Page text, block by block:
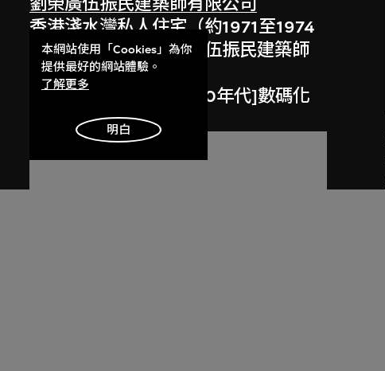
劉榮廣伍振民建築師有限公司
香港淺水灣私人住宅（約1971至1974
年）相關文章，摘錄自伍振民建築師
事務所84至85年年報
1984至1985年，[2000年代]數碼化
本網站使用「Cookies」為你
提供最好的網站體驗。
了解更多
明白